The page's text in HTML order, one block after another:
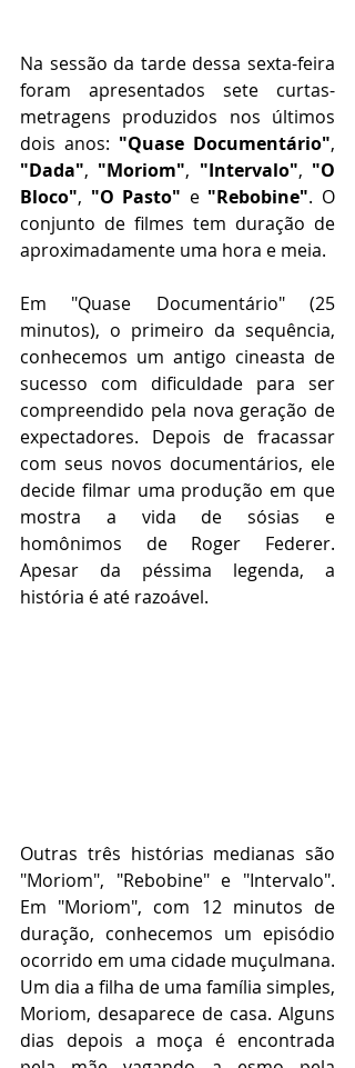
Na sessão da tarde dessa sexta-feira
foram apresentados sete curtas-
metragens produzidos nos últimos
dois anos: "Quase Documentário"
"Dada", "Moriom", "Intervalo", "O
Bloco", "O Pasto" e "Rebobine". O
conjunto de filmes tem duração de
aproximadamente uma hora e meia.
Em "Quase Documentário" (25
minutos), o primeiro da sequência,
conhecemos um antigo cineasta de
sucesso com dificuldade para ser
compreendido pela nova geração de
expectadores. Depois de fracassar
com seus novos documentários, ele
decide filmar uma produção em que
mostra a vida de sósias e
homônimos de Roger Federer.
Apesar da péssima legenda, a
história é até razoável.
Outras três histórias medianas são
"Moriom", "Rebobine" e "Intervalo".
Em "Moriom", com 12 minutos de
duração, conhecemos um episódio
ocorrido em uma cidade muçulmana.
Um dia a filha de uma família simples,
Moriom, desaparece de casa. Alguns
dias depois a moça é encontrada